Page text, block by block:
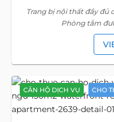
Trang bị nội thất đầy đủ
Phòng tắm
CĂN HỘ DỊCH VỤ CHO